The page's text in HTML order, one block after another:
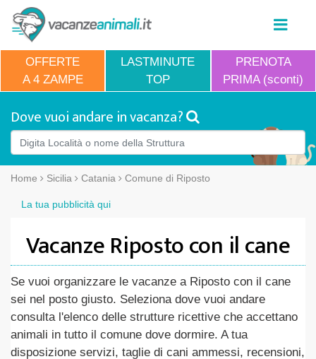
OFFERTE
A 4 ZAMPE
LASTMINUTE
TOP
PRENOTA
PRIMA (sconti)
Dove vuoi andare in vacanza?
Home Sicilia Catania Comune di Riposto
La tua pubblicità qui
Vacanze Riposto con il cane
Se vuoi organizzare le vacanze a Riposto con il cane
sei nel posto giusto. Seleziona dove vuoi andare
consulta l'elenco delle strutture ricettive che accettano
animali in tutto il comune dove dormire. A tua
disposizione servizi, taglie di cani ammessi, recensioni,